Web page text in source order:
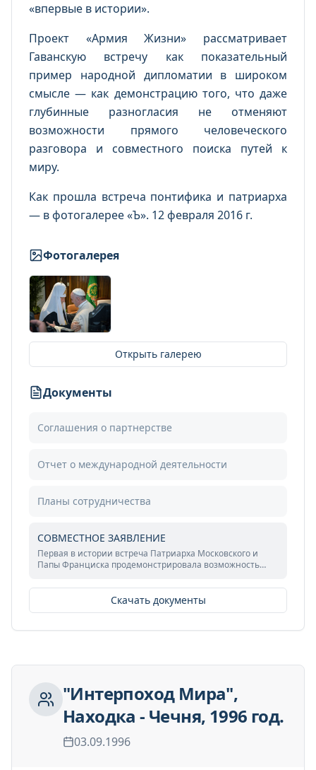
«впервые в истории».
Проект «Армия Жизни» рассматривает
Гаванскую встречу как показательный
пример народной дипломатии в широком
смысле — как демонстрацию того, что даже
глубинные разногласия не отменяют
возможности прямого человеческого
разговора и совместного поиска путей к
миру.
Как прошла встреча понтифика и патриарха
— в фотогалерее «Ъ». 12 февраля 2016 г.
Фотогалерея
Открыть галерею
Документы
Соглашения о партнерстве
Отчет о международной деятельности
Планы сотрудничества
СОВМЕСТНОЕ ЗАЯВЛЕНИЕ
Первая в истории встреча Патриарха Московского и
Папы Франциска продемонстрировала возможность
глобальных противоречий.
Скачать документы
"Интерпоход Мира",
Находка - Чечня, 1996 год.
03.09.1996